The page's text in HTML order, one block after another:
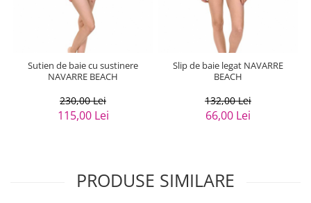
Sutien de baie cu sustinere
NAVARRE BEACH
230,00 Lei
115,00 Lei
Slip de baie legat NAVARRE
BEACH
132,00 Lei
66,00 Lei
PRODUSE SIMILARE